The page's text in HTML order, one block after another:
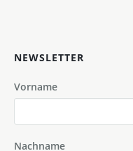
NEWSLETTER
Vorname
Nachname